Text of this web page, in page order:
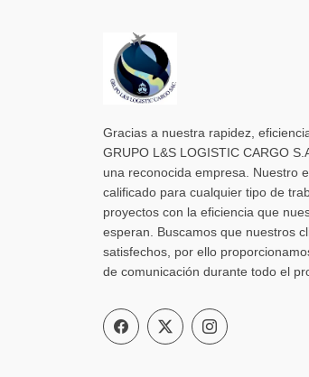
Gracias a nuestra rapidez,
GRUPO L&S LOGISTIC CARGO
una reconocida empresa. Nuestro
calificado para cualquier tipo de
proyectos con la eficiencia que
esperan. Buscamos que nuestros
satisfechos, por ello
de comunicación durante todo el